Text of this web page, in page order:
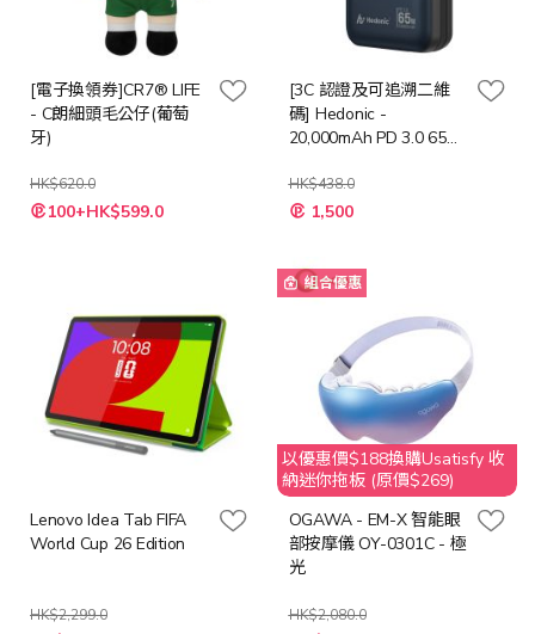
[電子換領券]CR7® LIFE
- C朗細頭毛公仔(葡萄
牙)
HK$620.0
特
殊 100+HK$599.0
[3C 認證及可追溯二維
碼] Hedonic -
20,000mAh PD 3.0 65W
充電池
HK$438.0
特
殊 1,500
Lenovo Idea Tab FIFA
World Cup 26 Edition
HK$2,299.0
組合優惠
以優惠價$188換購Usatisfy 收
納迷你拖板 (原價$269)
OGAWA - EM-X 智能眼
部按摩儀 OY-0301C - 極
光
HK$2,080.0